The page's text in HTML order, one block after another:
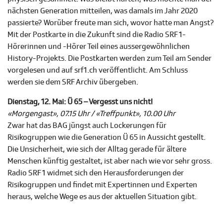
nächsten Generation mitteilen, was damals im Jahr 2020
passierte? Worüber freute man sich, wovor hatte man Angst?
Mit der Postkarte in die Zukunft sind die Radio SRF 1-
Hörerinnen und -Hörer Teil eines aussergewöhnlichen
History-Projekts. Die Postkarten werden zum Teil am Sender
vorgelesen und auf srf1.ch veröffentlicht. Am Schluss
werden sie dem SRF Archiv übergeben.
Dienstag, 12. Mai: Ü 65 – Vergesst uns nicht!
«Morgengast», 07.15 Uhr / «Treffpunkt», 10.00 Uhr
Zwar hat das BAG jüngst auch Lockerungen für
Risikogruppen wie die Generation Ü 65 in Aussicht gestellt.
Die Unsicherheit, wie sich der Alltag gerade für ältere
Menschen künftig gestaltet, ist aber nach wie vor sehr gross.
Radio SRF 1 widmet sich den Herausforderungen der
Risikogruppen und findet mit Expertinnen und Experten
heraus, welche Wege es aus der aktuellen Situation gibt.